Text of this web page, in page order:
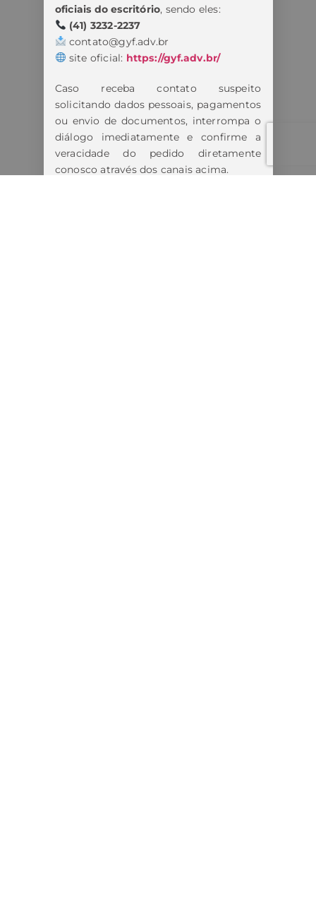
oficiais do escritório, sendo eles:
(41) 3232-2237
contato@gyf.adv.br
site oficial: https://gyf.adv.br/
Caso receba contato suspeito
solicitando dados pessoais, pagamentos
ou envio de documentos, interrompa o
diálogo imediatamente e confirme a
veracidade do pedido diretamente
conosco através dos canais acima.